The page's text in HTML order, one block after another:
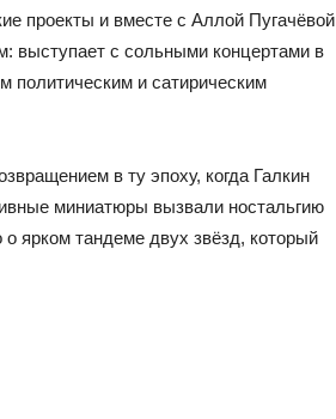
проекты и вместе с Аллой Пугачёвой
выступает с сольными концертами в
политическим и сатирическим
в ту эпоху, когда Галкин
миниатюры вызвали ностальгию
ярком тандеме двух звёзд, который